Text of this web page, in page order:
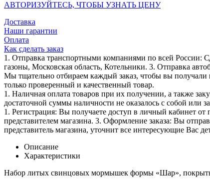
АВТОРИЗУЙТЕСЬ, ЧТОБЫ УЗНАТЬ ЦЕНУ
Доставка
Наши гарантии
Оплата
Как сделать заказ
1. Отправка транспортными компаниями по всей
газоны, Московская область, Котельники. 3. Отправка
Мы тщательно отбираем каждый заказ, чтобы вы
только проверенный и качественный товар.
1. Наличная оплата товаров при их получении, а также
достаточной суммы наличности не оказалось с собой или
1. Регистрация: Вы получаете доступ в личный кабинет
представителем магазина. 3. Оформление заказа: Вы
представитель магазина, уточнит все интересующие Вас
Описание
Характеристики
Набор литых свинцовых мормышек формы «Шар»,